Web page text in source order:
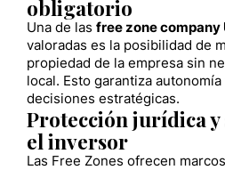
obligatorio
Una de las free zone company
valoradas es la posibilidad de
propiedad de la empresa sin
local. Esto garantiza
decisiones estratégicas.
Protección jurídica
el inversor
Las Free Zones ofrecen